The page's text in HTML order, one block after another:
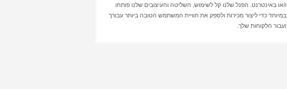
ו/או באינטרנט. הפנל שלנו קל לשימוש, השליטה והעיצובים שלנו פותחו
במיוחד כדי ליצור מכירות ולספק את חוויית המשתמש הטובה ביותר עבורך
ועבור הלקוחות שלך.